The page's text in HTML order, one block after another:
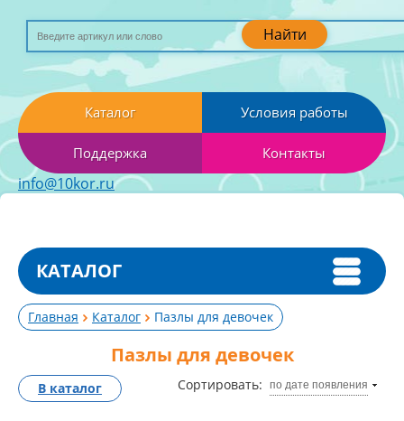
Найти
Каталог Условия работы
Поддержка Контакты
info@10kor.ru
КАТАЛОГ
Главная Каталог Пазлы для девочек
Пазлы для девочек
Сортировать: по дате появления
В каталог